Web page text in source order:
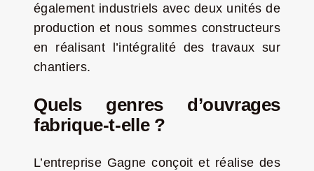
également industriels avec deux unités de
production et nous sommes constructeurs
en réalisant l’intégralité des travaux sur
chantiers.
Quels genres d’ouvrages
fabrique-t-elle ?
L’entreprise Gagne conçoit et réalise des